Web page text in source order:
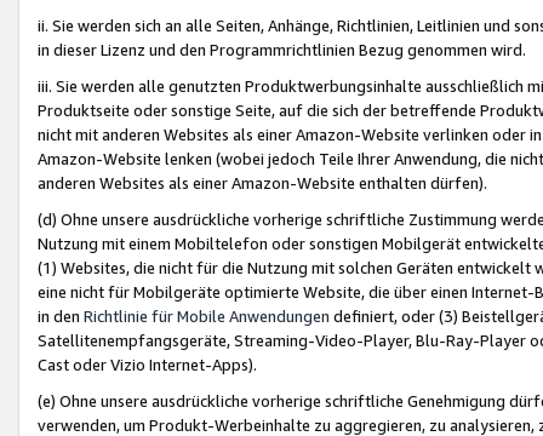
ii. Sie werden sich an alle Seiten, Anhänge, Richtlinien, Leitlinien und
in dieser Lizenz und den Programmrichtlinien Bezug genommen wird.
iii. Sie werden alle genutzten Produktwerbungsinhalte ausschließlich
Produktseite oder sonstige Seite, auf die sich der betreffende
nicht mit anderen Websites als einer Amazon-Website verlinken oder
Amazon-Website lenken (wobei jedoch Teile Ihrer Anwendung, die
anderen Websites als einer Amazon-Website enthalten dürfen).
(d) Ohne unsere ausdrückliche vorherige schriftliche Zustimmung
Nutzung mit einem Mobiltelefon oder sonstigen Mobilgerät
(1) Websites, die nicht für die Nutzung mit solchen Geräten
eine nicht für Mobilgeräte optimierte Website, die über einen
in den Richtlinie für Mobile Anwendungen definiert, oder (3)
Satellitenempfangsgeräte, Streaming-Video-Player, Blu-Ray-Player
Cast oder Vizio Internet-Apps).
(e) Ohne unsere ausdrückliche vorherige schriftliche Genehmigung
verwenden, um Produkt-Werbeinhalte zu aggregieren, zu